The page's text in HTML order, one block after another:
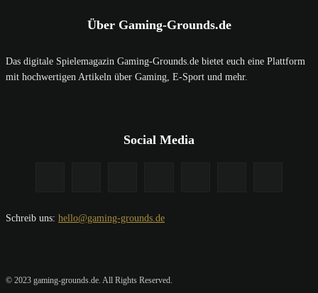
Über Gaming-Grounds.de
Das digitale Spielemagazin Gaming-Grounds.de bietet euch eine Plattform
mit hochwertigen Artikeln über Gaming, E-Sport und mehr.
Social Media
Schreib uns: hello@gaming-grounds.de
© 2023 gaming-grounds.de. All Rights Reserved.